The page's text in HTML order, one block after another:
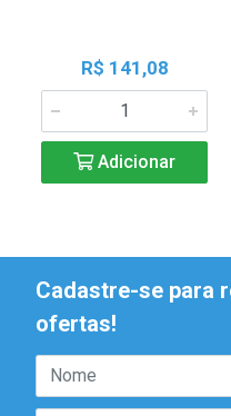
R$ 141,08
Adicionar
Cadastre-se para
ofertas!